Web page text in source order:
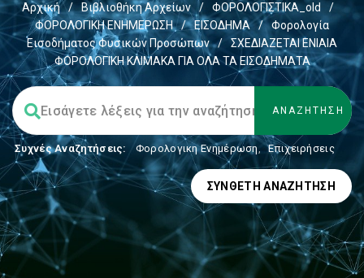
Αρχική / Βιβλιοθήκη Αρχείων / ΦΟΡΟΛΟΓΙΣΤΙΚΑ_old
/
ΦΟΡΟΛΟΓΙΚΗ ΕΝΗΜΕΡΩΣΗ
/ ΕΙΣΟΔΗΜΑ /
Φορολογία
Εισοδήματος Φυσικών Προσώπων
/
ΣΧΕΔΙΑΖΕΤΑΙ ΕΝΙΑΙΑ
ΦΟΡΟΛΟΓΙΚΗ ΚΛΙΜΑΚΑ ΓΙΑ ΟΛΑ ΤΑ ΕΙΣΟΔΗΜΑΤΑ
Συχνές Αναζητήσεις: Φορολογικη Ενημέρωση, Επιχειρήσεις
ΣΎΝΘΕΤΗ ΑΝΑΖΉΤΗΣΗ